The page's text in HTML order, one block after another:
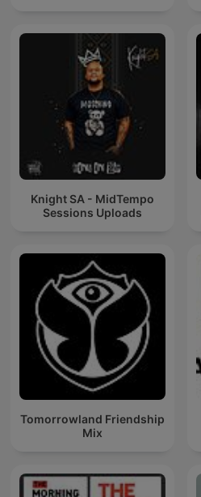
Knight SA - MidTempo
Sessions Uploads
Tomorrowland Friendship
Mix